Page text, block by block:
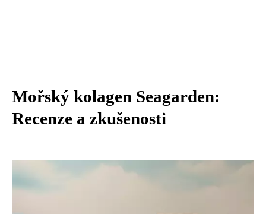
Mořský kolagen Seagarden:
Recenze a zkušenosti